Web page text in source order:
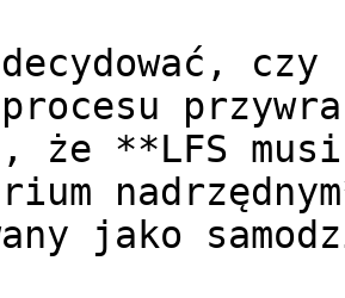
czy
procesu
że **LFS
jako